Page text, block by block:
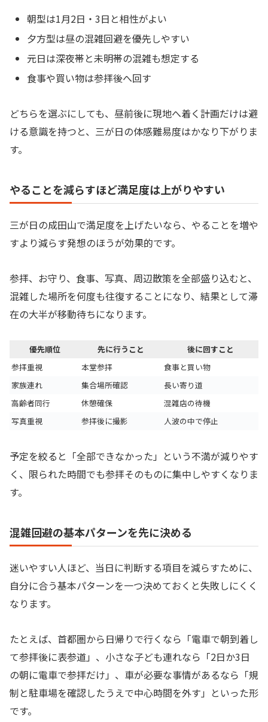
朝型は1月2日・3日と相性がよい
夕方型は昼の混雑回避を優先しやすい
元日は深夜帯と未明帯の混雑も想定する
食事や買い物は参拝後へ回す
どちらを選ぶにしても、昼前後に現地へ着く計画だけは避
ける意識を持つと、三が日の体感難易度はかなり下がりま
す。
やることを減らすほど満足度は上がりやすい
三が日の成田山で満足度を上げたいなら、やることを増や
すより減らす発想のほうが効果的です。
参拝、お守り、食事、写真、周辺散策を全部盛り込むと、
混雑した場所を何度も往復することになり、結果として滞
在の大半が移動待ちになります。
優先順位 先に行うこと
後に回すこと
参拝重視
本堂参拝
食事と買い物
家族連れ
集合場所確認
長い寄り道
高齢者同行
休憩確保
混雑店の待機
写真重視
参拝後に撮影 人波の中で停止
予定を絞ると「全部できなかった」という不満が減りやす
く、限られた時間でも参拝そのものに集中しやすくなりま
す。
混雑回避の基本パターンを先に決める
迷いやすい人ほど、当日に判断する項目を減らすために、
自分に合う基本パターンを一つ決めておくと失敗しにくく
なります。
たとえば、首都圏から日帰りで行くなら「電車で朝到着し
て参拝後に表参道」、小さな子ども連れなら「2日か3日
の朝に電車で参拝だけ」、車が必要な事情があるなら「規
制と駐車場を確認したうえで中心時間を外す」といった形
です。